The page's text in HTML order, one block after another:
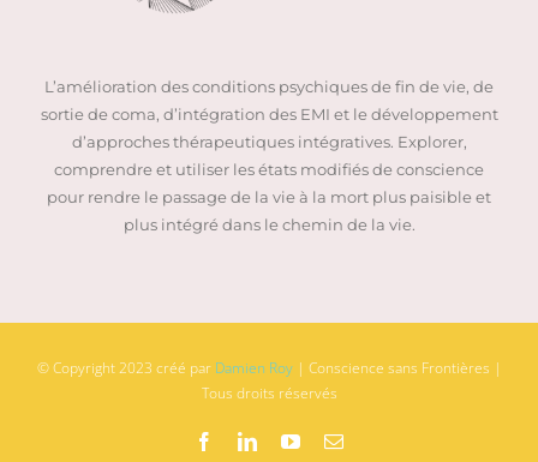
L’amélioration des conditions psychiques de fin de vie, de
sortie de coma, d’intégration des EMI et le développement
d’approches thérapeutiques intégratives. Explorer,
comprendre et utiliser les états modifiés de conscience
pour rendre le passage de la vie à la mort plus paisible et
plus intégré dans le chemin de la vie.
© Copyright 2023 créé par Damien Roy| Conscience sans Frontières |
Tous droits réservés